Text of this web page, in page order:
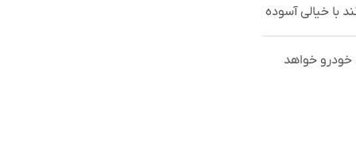
با خیالی آسوده
خودرو خواهد